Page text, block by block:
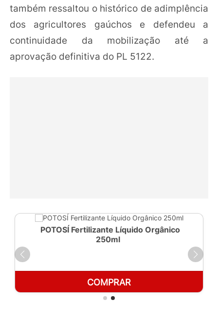
também ressaltou o histórico de adimplência
dos agricultores gaúchos e defendeu a
continuidade da mobilização até a
aprovação definitiva do PL 5122.
POTOSÍ Fertilizante Líquido Orgânico
250ml
COMPRAR